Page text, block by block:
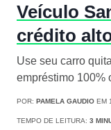
Veículo
crédito
Use seu carro
empréstimo 100%
POR: PAMELA GAUDIO EM
TEMPO DE LEITURA: 3